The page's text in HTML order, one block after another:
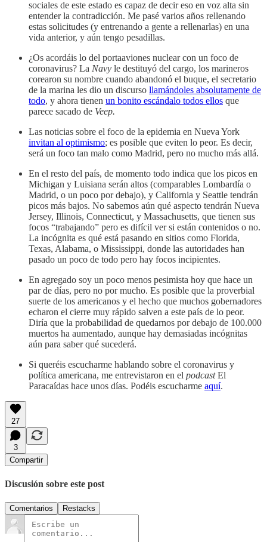
sociales de este estado es capaz de decir eso en voz alta sin
entender la contradicción. Me pasé varios años rellenando
estas solicitudes (y entrenando a gente a rellenarlas) en una
vida anterior, y aún tengo pesadillas.
¿Os acordáis lo del portaaviones nuclear con un foco de
coronavirus? La Navy le destituyó del cargo, los marineros
corearon su nombre cuando abandonó el buque, el secretario
de la marina les dio un discurso llamándoles absolutamente de
todo, y ahora tienen un bonito escándalo todos ellos que
parece sacado de Veep.
Las noticias sobre el foco de la epidemia en Nueva York
invitan al optimismo; es posible que eviten lo peor. Es decir,
será un foco tan malo como Madrid, pero no mucho más allá.
En el resto del país, de momento todo indica que los picos en
Michigan y Luisiana serán altos (comparables Lombardía o
Madrid, o un poco por debajo), y California y Seattle tendrán
picos más bajos. No sabemos aún qué aspecto tendrán Nueva
Jersey, Illinois, Connecticut, y Massachusetts, que tienen sus
focos “trabajando” pero es difícil ver si están contenidos o no.
La incógnita es qué está pasando en sitios como Florida,
Texas, Alabama, o Mississippi, donde las autoridades han
pasado un poco de todo pero hay focos incipientes.
En agregado soy un poco menos pesimista hoy que hace un
par de días, pero no por mucho. Es posible que la proverbial
suerte de los americanos y el hecho que muchos gobernadores
echaron el cierre muy rápido salven a este país de lo peor.
Diría que la probabilidad de quedarnos por debajo de 100.000
muertos ha aumentado, aunque hay demasiadas incógnitas
aún para saber qué sucederá.
Si queréis escucharme hablando sobre el coronavirus y
política americana, me entrevistaron en el podcastEl
Paracaídas hace unos días. Podéis escucharme aquí.
27
3
Compartir
Discusión sobre este post
Comentarios Restacks